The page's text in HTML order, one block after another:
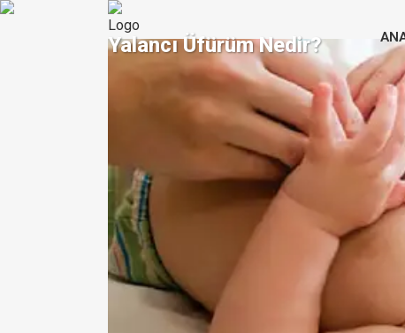
Yalancı Üfürüm Nedir?